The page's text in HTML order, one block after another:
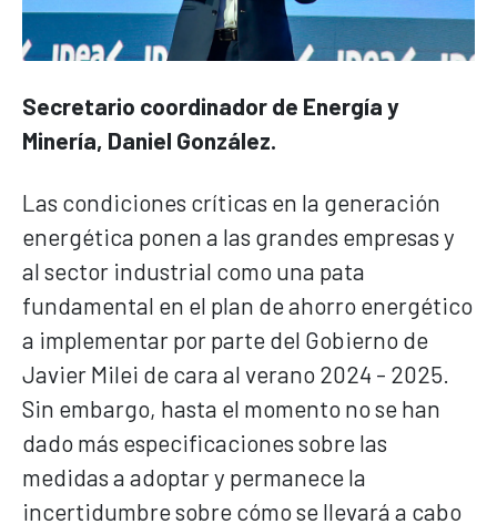
Secretario coordinador de Energía y
Minería, Daniel González.
Las condiciones críticas en la generación
energética ponen a las grandes empresas y
al sector industrial como una pata
fundamental en el plan de ahorro energético
a implementar por parte del Gobierno de
Javier Milei de cara al verano 2024 - 2025.
Sin embargo, hasta el momento no se han
dado más especificaciones sobre las
medidas a adoptar y permanece la
incertidumbre sobre cómo se llevará a cabo